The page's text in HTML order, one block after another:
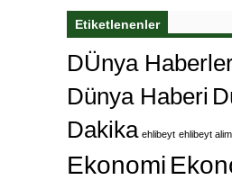
Etiketlenenler
DÜnya
Dünya Haberi
Dakika ehlibeyt ehlibeyt
Ekonomi